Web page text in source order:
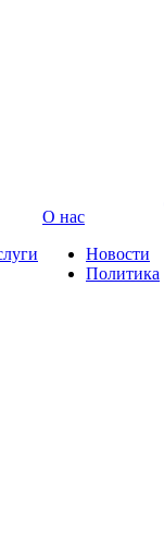
О нас
Новости
Политика